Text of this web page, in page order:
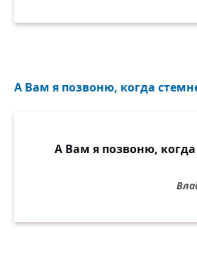
А Вам я позвоню, когда
А Вам я позвоню, когда